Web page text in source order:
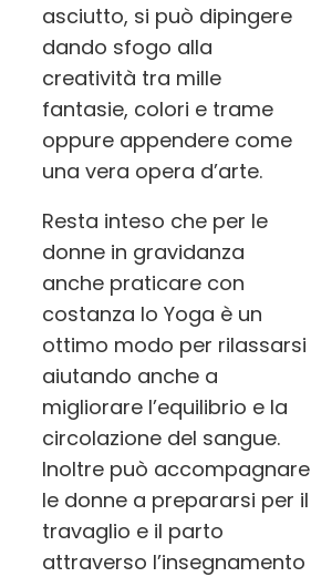
asciutto, si può dipingere
dando sfogo alla
creatività tra mille
fantasie, colori e trame
oppure appendere come
una vera opera d’arte.
Resta inteso che per le
donne in gravidanza
anche praticare con
costanza lo Yoga è un
ottimo modo per rilassarsi
aiutando anche a
migliorare l’equilibrio e la
circolazione del sangue.
Inoltre può accompagnare
le donne a prepararsi per il
travaglio e il parto
attraverso l’insegnamento